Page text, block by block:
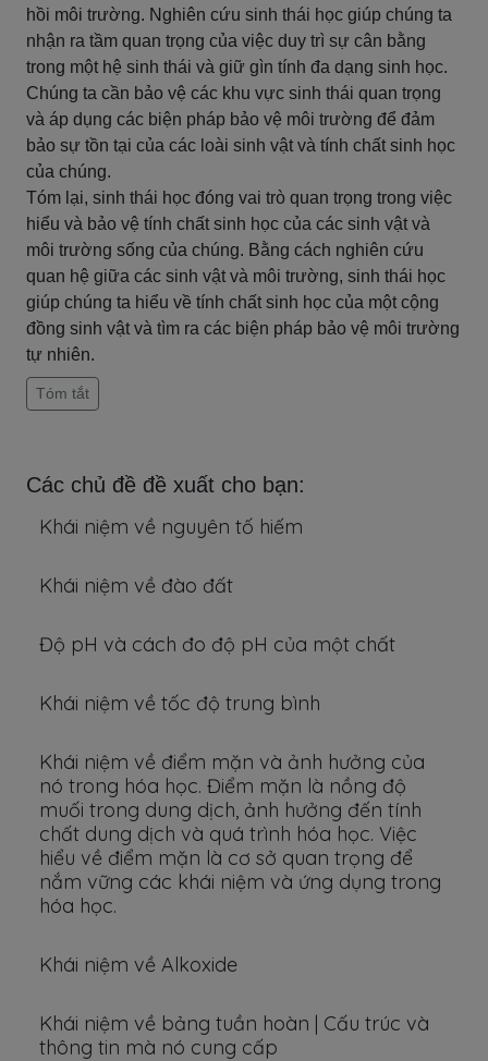
hồi môi trường. Nghiên cứu sinh thái học giúp chúng ta
nhận ra tầm quan trọng của việc duy trì sự cân bằng
trong một hệ sinh thái và giữ gìn tính đa dạng sinh học.
Chúng ta cần bảo vệ các khu vực sinh thái quan trọng
và áp dụng các biện pháp bảo vệ môi trường để đảm
bảo sự tồn tại của các loài sinh vật và tính chất sinh học
của chúng.
Tóm lại, sinh thái học đóng vai trò quan trọng trong việc
hiểu và bảo vệ tính chất sinh học của các sinh vật và
môi trường sống của chúng. Bằng cách nghiên cứu
quan hệ giữa các sinh vật và môi trường, sinh thái học
giúp chúng ta hiểu về tính chất sinh học của một cộng
đồng sinh vật và tìm ra các biện pháp bảo vệ môi trường
tự nhiên.
Tóm tắt
Các chủ đề đề xuất cho bạn:
Khái niệm về nguyên tố hiếm
Khái niệm về đào đất
Độ pH và cách đo độ pH của một chất
Khái niệm về tốc độ trung bình
Khái niệm về điểm mặn và ảnh hưởng của
nó trong hóa học. Điểm mặn là nồng độ
muối trong dung dịch, ảnh hưởng đến tính
chất dung dịch và quá trình hóa học. Việc
hiểu về điểm mặn là cơ sở quan trọng để
nắm vững các khái niệm và ứng dụng trong
hóa học.
Khái niệm về Alkoxide
Khái niệm về bảng tuần hoàn | Cấu trúc và
thông tin mà nó cung cấp